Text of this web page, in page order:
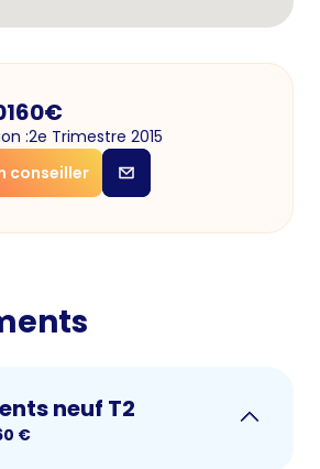
€
:2e Trimestre 2015
conseiller
neuf T2
€